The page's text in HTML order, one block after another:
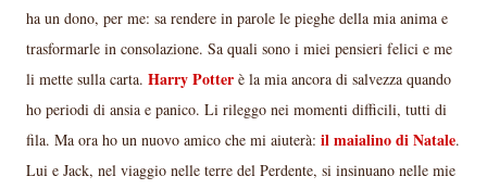
ha un dono, per me: sa rendere in parole le pieghe della mia anima e
trasformarle in consolazione. Sa quali sono i miei pensieri felici e me
li mette sulla carta. Harry Potter è la mia ancora di salvezza quando
ho periodi di ansia e panico. Li rileggo nei momenti difficili, tutti di
fila. Ma ora ho un nuovo amico che mi aiuterà: il maialino di Natale.
Lui e Jack, nel viaggio nelle terre del Perdente, si insinuano nelle mie